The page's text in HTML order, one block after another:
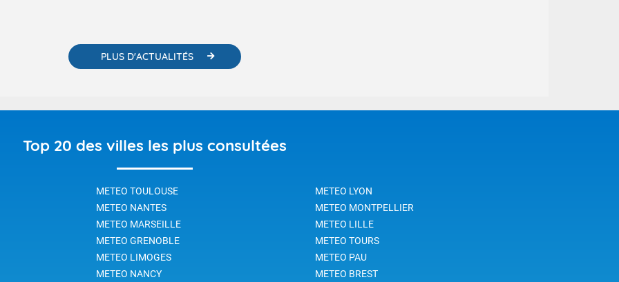
PLUS D'ACTUALITÉS
Top 20 des villes les plus consultées
METEO TOULOUSE
METEO LYON
METEO NANTES
METEO MONTPELLIER
METEO MARSEILLE
METEO LILLE
METEO GRENOBLE
METEO TOURS
METEO LIMOGES
METEO PAU
METEO NANCY METEO BREST